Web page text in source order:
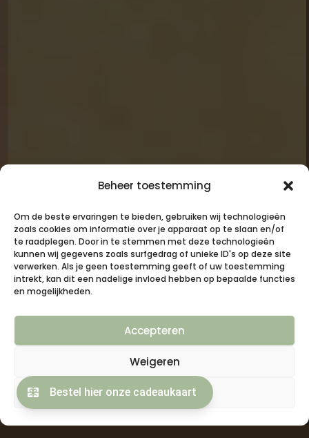
Beheer toestemming
Om de beste ervaringen te bieden, gebruiken wij technologieën
zoals cookies om informatie over je apparaat op te slaan en/of
te raadplegen. Door in te stemmen met deze technologieën
kunnen wij gegevens zoals surfgedrag of unieke ID's op deze site
verwerken. Als je geen toestemming geeft of uw toestemming
intrekt, kan dit een nadelige invloed hebben op bepaalde functies
en mogelijkheden.
Accepteren
Weigeren
Bekijk voorkeuren